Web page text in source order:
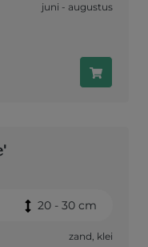
juni - augustus
20 - 30 cm
zand, klei